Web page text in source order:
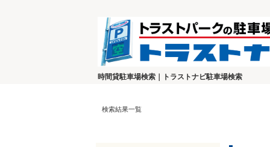
時間貸駐車場検索｜トラストナビ駐車場検索
検索結果一覧